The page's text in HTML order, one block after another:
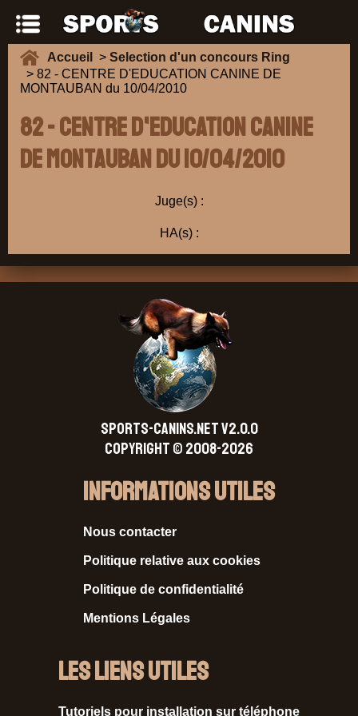
Accueil > Selection d'un concours Ring
> 82 - CENTRE D'EDUCATION CANINE DE
MONTAUBAN du 10/04/2010
82 - CENTRE D'EDUCATION CANINE
DE MONTAUBAN du 10/04/2010
Juge(s) :
HA(s) :
SPORTS-CANINS.NET V2.0.0
Copyright © 2008-2026
Informations Utiles
Nous contacter
Politique relative aux cookies
Politique de confidentialité
Mentions Légales
Les liens utiles
Tutoriels pour installation sur téléphone